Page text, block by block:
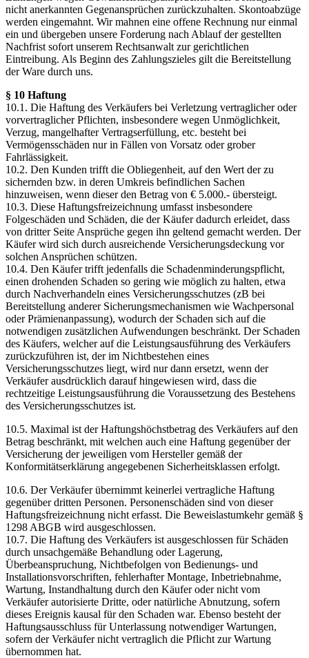
nicht anerkannten Gegenansprüchen zurückzuhalten. Skontoabzüge
werden eingemahnt. Wir mahnen eine offene Rechnung nur einmal
ein und übergeben unsere Forderung nach Ablauf der gestellten
Nachfrist sofort unserem Rechtsanwalt zur gerichtlichen
Eintreibung. Als Beginn des Zahlungszieles gilt die Bereitstellung
der Ware durch uns.
§ 10 Haftung
10.1. Die Haftung des Verkäufers bei Verletzung vertraglicher oder
vorvertraglicher Pflichten, insbesondere wegen Unmöglichkeit,
Verzug, mangelhafter Vertragserfüllung, etc. besteht bei
Vermögensschäden nur in Fällen von Vorsatz oder grober
Fahrlässigkeit.
10.2. Den Kunden trifft die Obliegenheit, auf den Wert der zu
sichernden bzw. in deren Umkreis befindlichen Sachen
hinzuweisen, wenn dieser den Betrag von € 5.000.- übersteigt.
10.3. Diese Haftungsfreizeichnung umfasst insbesondere
Folgeschäden und Schäden, die der Käufer dadurch erleidet, dass
von dritter Seite Ansprüche gegen ihn geltend gemacht werden. Der
Käufer wird sich durch ausreichende Versicherungsdeckung vor
solchen Ansprüchen schützen.
10.4. Den Käufer trifft jedenfalls die Schadenminderungspflicht,
einen drohenden Schaden so gering wie möglich zu halten, etwa
durch Nachverhandeln eines Versicherungsschutzes (zB bei
Bereitstellung anderer Sicherungsmechanismen wie Wachpersonal
oder Prämienanpassung), wodurch der Schaden sich auf die
notwendigen zusätzlichen Aufwendungen beschränkt. Der Schaden
des Käufers, welcher auf die Leistungsausführung des Verkäufers
zurückzuführen ist, der im Nichtbestehen eines
Versicherungsschutzes liegt, wird nur dann ersetzt, wenn der
Verkäufer ausdrücklich darauf hingewiesen wird, dass die
rechtzeitige Leistungsausführung die Voraussetzung des Bestehens
des Versicherungsschutzes ist.
10.5. Maximal ist der Haftungshöchstbetrag des Verkäufers auf den
Betrag beschränkt, mit welchen auch eine Haftung gegenüber der
Versicherung der jeweiligen vom Hersteller gemäß der
Konformitätserklärung angegebenen Sicherheitsklassen erfolgt.
10.6. Der Verkäufer übernimmt keinerlei vertragliche Haftung
gegenüber dritten Personen. Personenschäden sind von dieser
Haftungsfreizeichnung nicht erfasst. Die Beweislastumkehr gemäß §
1298 ABGB wird ausgeschlossen.
10.7. Die Haftung des Verkäufers ist ausgeschlossen für Schäden
durch unsachgemäße Behandlung oder Lagerung,
Überbeanspruchung, Nichtbefolgen von Bedienungs- und
Installationsvorschriften, fehlerhafter Montage, Inbetriebnahme,
Wartung, Instandhaltung durch den Käufer oder nicht vom
Verkäufer autorisierte Dritte, oder natürliche Abnutzung, sofern
dieses Ereignis kausal für den Schaden war. Ebenso besteht der
Haftungsausschluss für Unterlassung notwendiger Wartungen,
sofern der Verkäufer nicht vertraglich die Pflicht zur Wartung
übernommen hat.